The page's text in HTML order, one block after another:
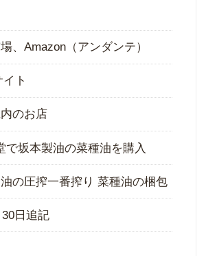
、Amazon（アンダンテ）
ト
のお店
で坂本製油の菜種油を購入
の圧搾一番搾り 菜種油の梱包
日追記